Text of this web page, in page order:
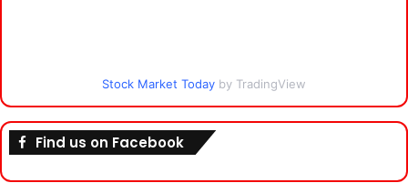
Stock Market Today by TradingView
Find us on Facebook